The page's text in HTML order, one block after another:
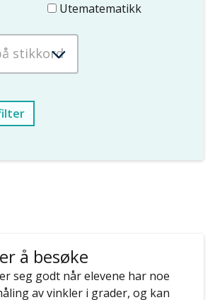
Utematematikk
å besøke
seg godt når elevene har noe
av vinkler i grader, og kan